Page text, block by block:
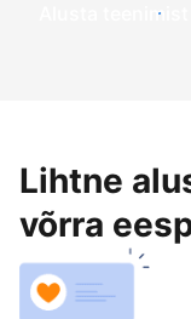
Alusta teenimist
Lihtne
võrra